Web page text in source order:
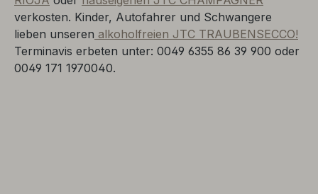
verkosten. Kinder, Autofahrer und Schwangere
lieben unseren alkoholfreien JTC TRAUBENSECCO!
Terminavis erbeten unter: 0049 6355 86 39 900 oder
0049 171 1970040.